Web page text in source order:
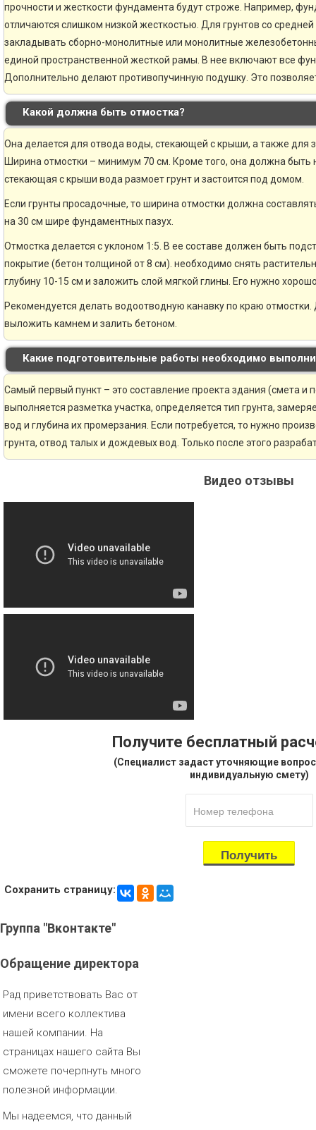
прочности и жесткости фундамента будут строже. Например,
отличаются слишком низкой жесткостью. Для грунтов со
закладывать сборно-монолитные или монолитные
единой пространственной жесткой рамы. В нее включают все
Дополнительно делают противопучинную подушку. Это
Какой должна быть отмостка?
Она делается для отвода воды, стекающей с крыши, а также для
Ширина отмостки – минимум 70 см. Кроме того, она должна быть
стекающая с крыши вода размоет грунт и застоится под домом.
Если грунты просадочные, то ширина отмостки должна
на 30 см шире фундаментных пазух.
Отмостка делается с уклоном 1:5. В ее составе должен быть
покрытие (бетон толщиной от 8 см). необходимо снять
глубину 10-15 см и заложить слой мягкой глины. Его нужно
Рекомендуется делать водоотводную канавку по краю
выложить камнем и залить бетоном.
Какие подготовительные работы необходимо
Самый первый пункт – это составление проекта здания (смета и
выполняется разметка участка, определяется тип грунта,
вод и глубина их промерзания. Если потребуется, то нужно
грунта, отвод талых и дождевых вод. Только после этого
Видео отзывы
Получите бесплатный
(Специалист задаст уточняющие
индивидуальную смету)
Сохранить страницу:
Группа "Вконтакте"
Обращение директора
Рад приветствовать Вас от
имени всего коллектива
нашей компании. На
страницах нашего сайта Вы
сможете почерпнуть много
полезной информации.
Мы надеемся, что данный